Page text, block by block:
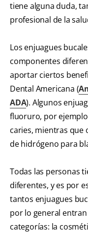
tiene alguna duda,
profesional de la
Los enjuagues
componentes
aportar ciertos
Dental Americana (
ADA). Algunos
fluoruro, por
caries, mientras
de hidrógeno para
Todas las personas
diferentes, y es por
tantos enjuagues
por lo general
categorías: la